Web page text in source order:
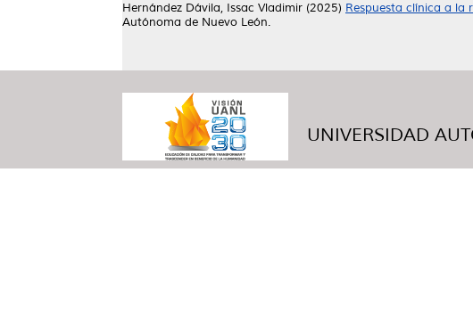
Hernández Dávila, Issac Vladimir (2025) Respuesta clínica a la
Autónoma de Nuevo León.
UNIVERSIDAD